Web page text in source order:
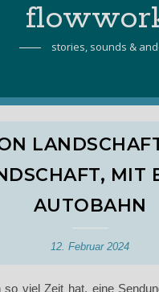
stories, sounds &
MIT
AUTOBAHN
12. Februar 2024